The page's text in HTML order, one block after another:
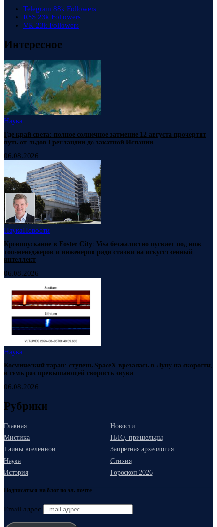
Telegram 88k Followers
RSS 23k Followers
VK 23k Followers
Интересное
Наука
Где край света: полное солнечное затмение 12 августа прочертит
путь от льдов Гренландии до закатной Испании
06.08.2026
НаукаНовости
Кровопускание в Foster City: Visa безжалостно пускает под нож
топ-менеджеров и инженеров ради ставки на искусственный
интеллект
06.08.2026
Наука
Космический таран: ступень SpaceX врезалась в Луну на скорости,
в семь раз превышающей скорость звука
06.08.2026
Рубрики
Главная
Новости
Мистика
НЛО, пришельцы
Тайны вселенной
Запретная археология
Наука
Стихия
История
Гороскоп 2026
Подписаться на блог по эл. почте
Email адрес